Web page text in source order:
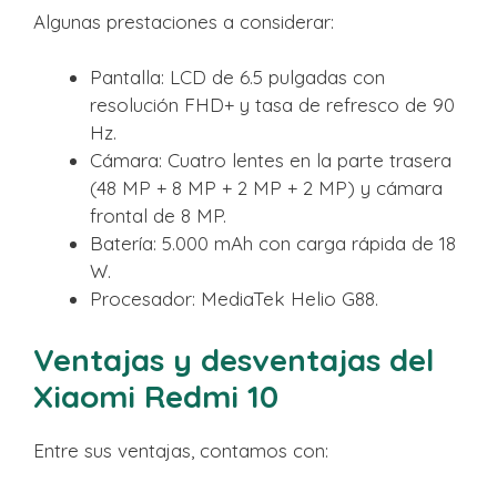
Algunas prestaciones a considerar:
Pantalla: LCD de 6.5 pulgadas con
resolución FHD+ y tasa de refresco de 90
Hz.
Cámara: Cuatro lentes en la parte trasera
(48 MP + 8 MP + 2 MP + 2 MP) y cámara
frontal de 8 MP.
Batería: 5.000 mAh con carga rápida de 18
W.
Procesador: MediaTek Helio G88.
Ventajas y desventajas del
Xiaomi Redmi 10
Entre sus ventajas, contamos con: